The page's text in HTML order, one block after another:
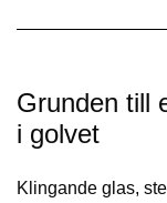
Grunden till
i golvet
Klingande glas,